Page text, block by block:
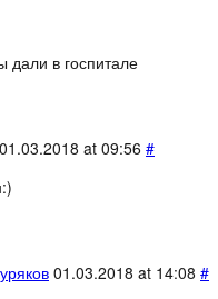
дали в госпитале
01.03.2018 at 09:56 #
01.03.2018 at 14:08 #